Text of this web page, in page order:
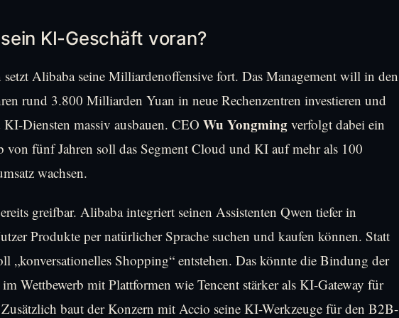
KI-Geschäft voran?
setzt Alibaba seine Milliardenoffensive fort. Das Management will in den
rund 3.800 Milliarden Yuan in neue Rechenzentren investieren und
Diensten massiv ausbauen. CEO Wu Yongming verfolgt dabei ein
von fünf Jahren soll das Segment Cloud und KI auf mehr als 100
wachsen.
greifbar. Alibaba integriert seinen Assistenten Qwen tiefer in
Produkte per natürlicher Sprache suchen und kaufen können. Statt
„konversationelles Shopping“ entstehen. Das könnte die Bindung der
Wettbewerb mit Plattformen wie Tencent stärker als KI-Gateway für
baut der Konzern mit Accio seine KI-Werkzeuge für den B2B-